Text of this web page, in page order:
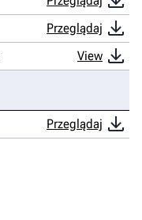
Przeglądaj
View
Przeglądaj